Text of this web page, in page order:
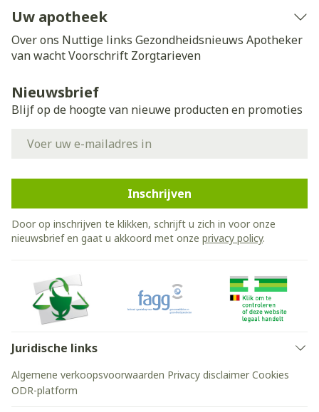
Uw apotheek
Over ons Nuttige links Gezondheidsnieuws Apotheker
van wachtVoorschrift Zorgtarieven
Nieuwsbrief
Blijf op de hoogte van nieuwe producten en promoties
Inschrijven
Door op inschrijven te klikken, schrijft u zich in voor onze
nieuwsbrief en gaat u akkoord met onze privacy policy.
Juridische links
Algemene verkoopsvoorwaarden Privacy disclaimer Cookies
ODR-platform